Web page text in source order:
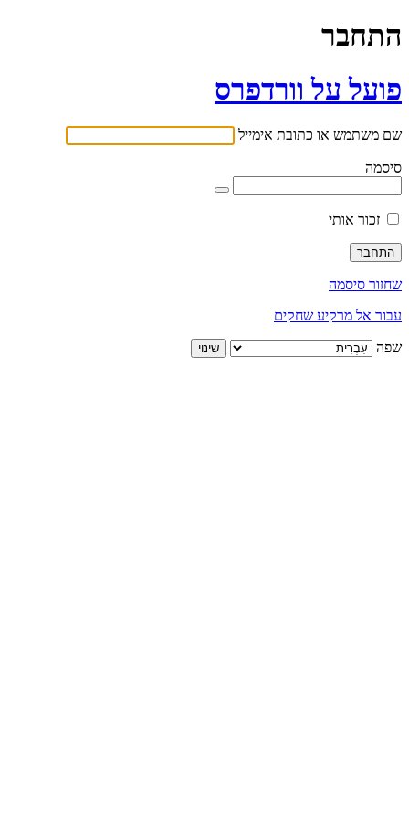
התחבר
פועל על וורדפרס
שם משתמש או כתובת אימייל
סיסמה
זכור אותי
שחזור סיסמה
עבור אל מרקיע שחקים
שפה